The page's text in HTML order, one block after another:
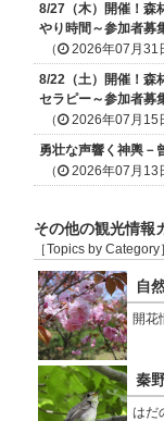
8/27（木）開催！森
やり時間～参加者募
（
2026年07月31
8/22（土）開催！森
セラピー～参加者募
（
2026年07月15
勇壮な声響く神輿－
（
2026年07月13
その他の観光情報
［Topics by Category
自
開花
秦
はだ